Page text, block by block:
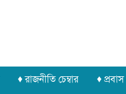
♦ রাজনীতি চেম্বার ♦ প্রবাস